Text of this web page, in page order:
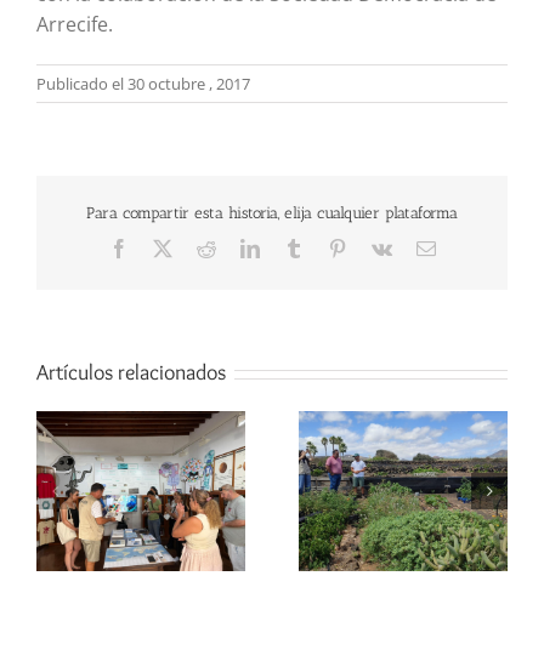
Arrecife.
Publicado el 30 octubre , 2017
Para compartir esta historia, elija cualquier plataforma
Facebook RedditLinkedInTumblr Pinterest
Vk
Correo
Artículos relacionados